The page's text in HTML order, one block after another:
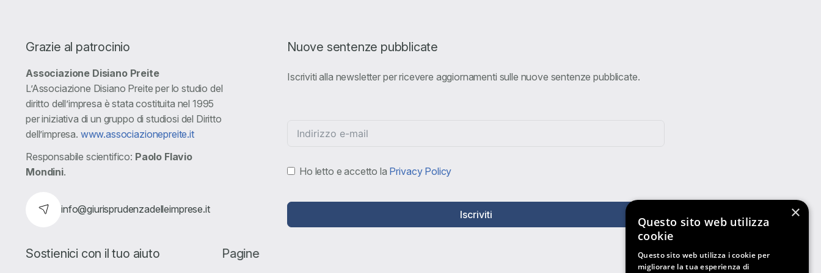
Grazie al patrocinio
Associazione Disiano Preite
L’Associazione Disiano Preite per lo studio del
diritto dell’impresa è stata costituita nel 1995
per iniziativa di un gruppo di studiosi del Diritto
dell’impresa. www.associazionepreite.it
Responsabile scientifico: Paolo Flavio
Mondini.
info@giurisprudenzadelleimprese.it
Nuove sentenze pubblicate
Iscriviti alla newsletter per ricevere aggiornamenti sulle nuove sentenze pubblicate.
Ho letto e accetto la Privacy Policy
Iscriviti
Sostienici con il tuo aiuto Pagine
×
Questo sito web utilizza
cookie
Questo sito web utilizza i cookie per
migliorare la tua esperienza di